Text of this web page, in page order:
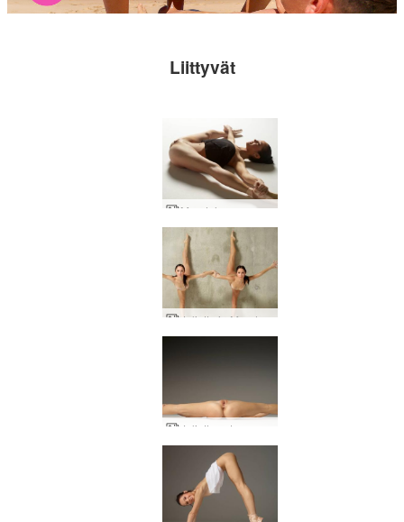
Liittyvät
Magdalena eroottinen baletti
Julietta ja Magdalena akrobaattista taidetta